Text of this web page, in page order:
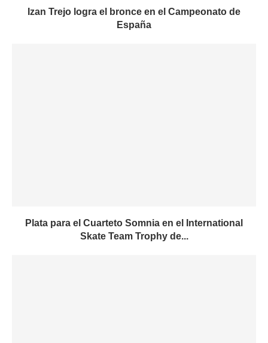
Izan Trejo logra el bronce en el Campeonato de
España
Plata para el Cuarteto Somnia en el International
Skate Team Trophy de...